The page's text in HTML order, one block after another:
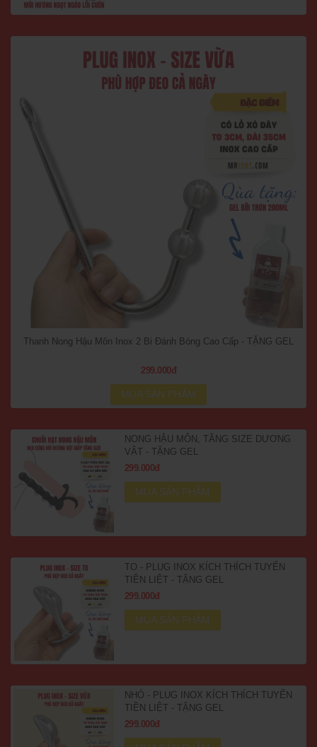
Thanh Nong Hậu Môn Inox 2 Bi Đánh Bóng Cao Cấp - TẶNG GEL
299.000đ
MUA SẢN PHẨM
NONG HẬU MÔN, TĂNG SIZE DƯƠNG
VẬT - TẶNG GEL
299.000đ
MUA SẢN PHẨM
TO - PLUG INOX KÍCH THÍCH TUYẾN
TIỀN LIỆT - TẶNG GEL
299.000đ
MUA SẢN PHẨM
NHỎ - PLUG INOX KÍCH THÍCH TUYẾN
TIỀN LIỆT - TẶNG GEL
299.000đ